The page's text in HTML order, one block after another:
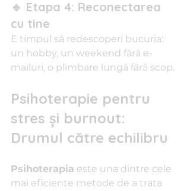
🔹 Etapa 4: Reconectarea
cu tine
E timpul să redescoperi bucuria:
un hobby, un weekend fără e-
mailuri, o plimbare lungă fără scop.
Psihoterapie pentru
stres și burnout:
Drumul către echilibru
Psihoterapia este una dintre cele
mai eficiente metode de a trata